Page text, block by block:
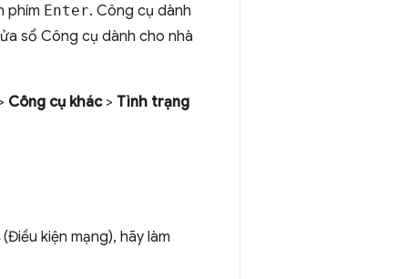
phím Enter. Công cụ dành
sổ Công cụ dành cho nhà
Công cụ khác> Tình trạng
(Điều kiện mạng), hãy làm